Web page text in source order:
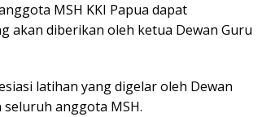
MSH KKI Papua dapat
akan diberikan oleh ketua Dewan Guru
latihan yang digelar oleh Dewan
anggota MSH.